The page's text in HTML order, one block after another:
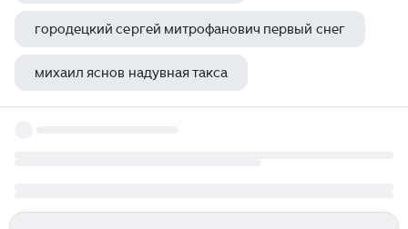
городецкий сергей митрофанович первый снег
михаил яснов надувная такса